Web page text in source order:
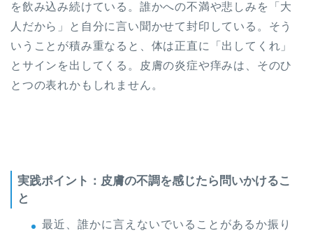
を飲み込み続けている。誰かへの不満や悲しみを「大
人だから」と自分に言い聞かせて封印している。そう
いうことが積み重なると、体は正直に「出してくれ」
とサインを出してくる。皮膚の炎症や痒みは、そのひ
とつの表れかもしれません。
実践ポイント：皮膚の不調を感じたら問いかけるこ
と
最近、誰かに言えないでいることがあるか振り